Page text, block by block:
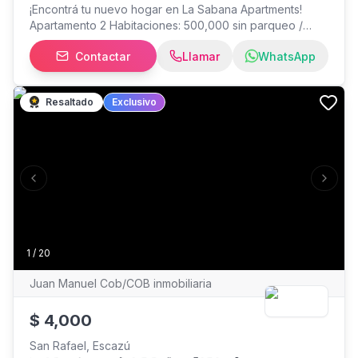
¡Encontrá tu nuevo hogar en La Sabana Apartments!
Apartamento 2 Habitaciones: 500,000 sin parqueo /
550,000 con parqueo Área habitable: 51 m²
Apartamentos pet-friendly con áreas comunes
bellísimas. Incluye piscina, sauna y terrazas. *Contrato
mínimo: 1 año **Servicios públicos son responsabilidad
del inquilino.
Contactar Llamar WhatsApp
1 / 20
Previous slide Next
Resaltado Exclusivo
Juan Manuel Cob/COB inmobiliaria
$ 4,000
San Rafael, Escazú